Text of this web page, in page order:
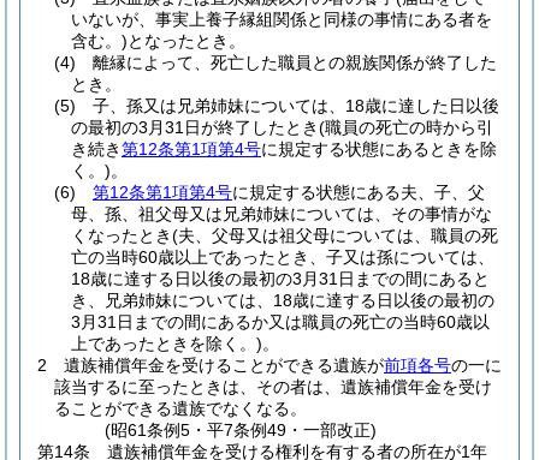
いないが、事実上養子縁組関係と同様の事情にある者を
含む。)となったとき。
(4)
離縁によって、死亡した職員との親族関係が終了した
とき。
(5)
子、孫又は兄弟姉妹については、18歳に達した日以後
の最初の3月31日が終了したとき(職員の死亡の時から引
き続き第12条第1項第4号に規定する状態にあるときを除
く。)。
(6)
第12条第1項第4号に規定する状態にある夫、子、父
母、孫、祖父母又は兄弟姉妹については、その事情がな
くなったとき(夫、父母又は祖父母については、職員の死
亡の当時60歳以上であったとき、子又は孫については、
18歳に達する日以後の最初の3月31日までの間にあると
き、兄弟姉妹については、18歳に達する日以後の最初の
3月31日までの間にあるか又は職員の死亡の当時60歳以
上であったときを除く。)。
2
遺族補償年金を受けることができる遺族が前項各号の一に
該当するに至ったときは、その者は、遺族補償年金を受け
ることができる遺族でなくなる。
(昭61条例5・平7条例49・一部改正)
第14条
遺族補償年金を受ける権利を有する者の所在が1年